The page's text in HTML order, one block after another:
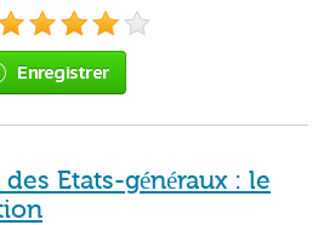
Enregistrer
Etats-généraux : le